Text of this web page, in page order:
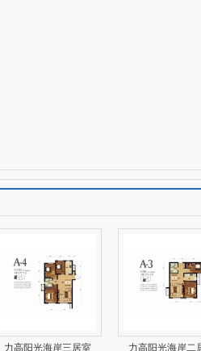
力高阳光海岸三居室 力高阳光海岸二